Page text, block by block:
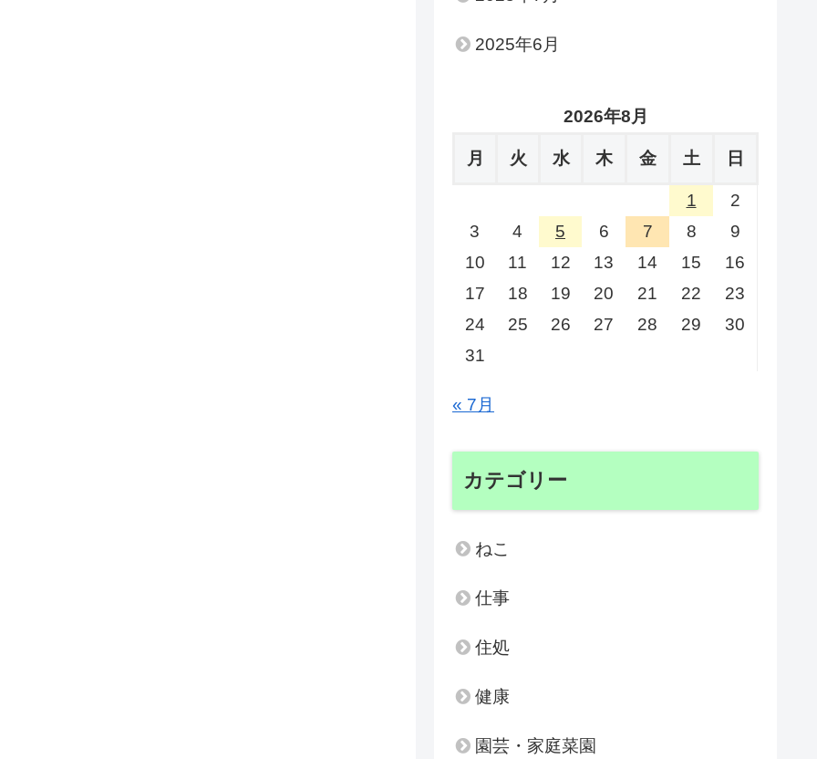
2025年6月
2026年8月
月 火 水 木 金 土 日
1
2
3
4 5 6 7 8
9
10
11 12 13 14 15
16
17
18 19 20 21 22
23
24
25 26 27 28 29
30
31
« 7月
カテゴリー
ねこ
仕事
住処
健康
園芸・家庭菜園